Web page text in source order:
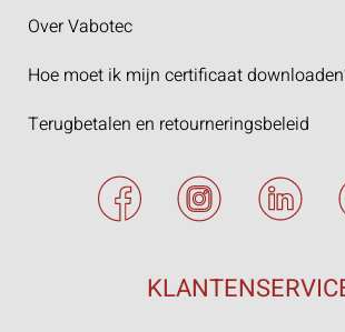
Over Vabotec
Hoe moet ik mijn certificaat
Terugbetalen en retourneringsbeleid